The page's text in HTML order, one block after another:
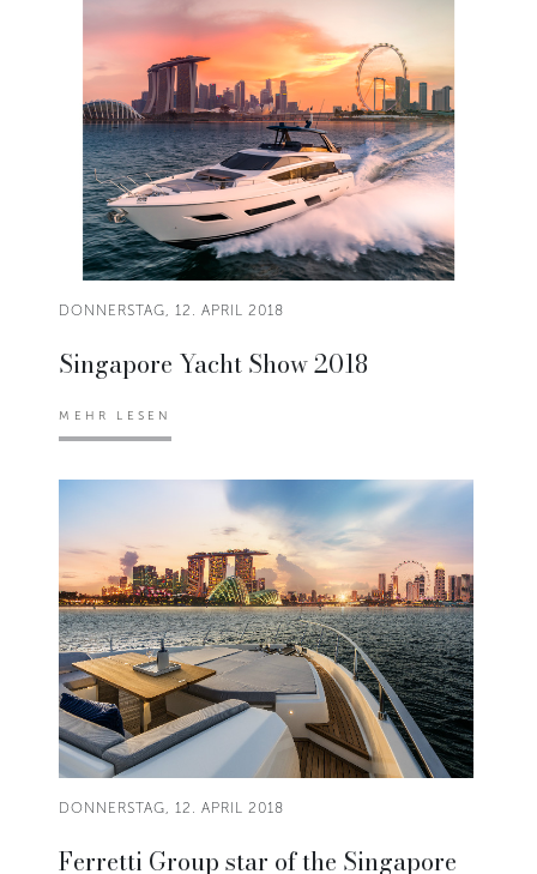
DONNERSTAG, 12. APRIL 2018
Singapore Yacht Show 2018
MEHR LESEN
DONNERSTAG, 12. APRIL 2018
Ferretti Group star of the Singapore